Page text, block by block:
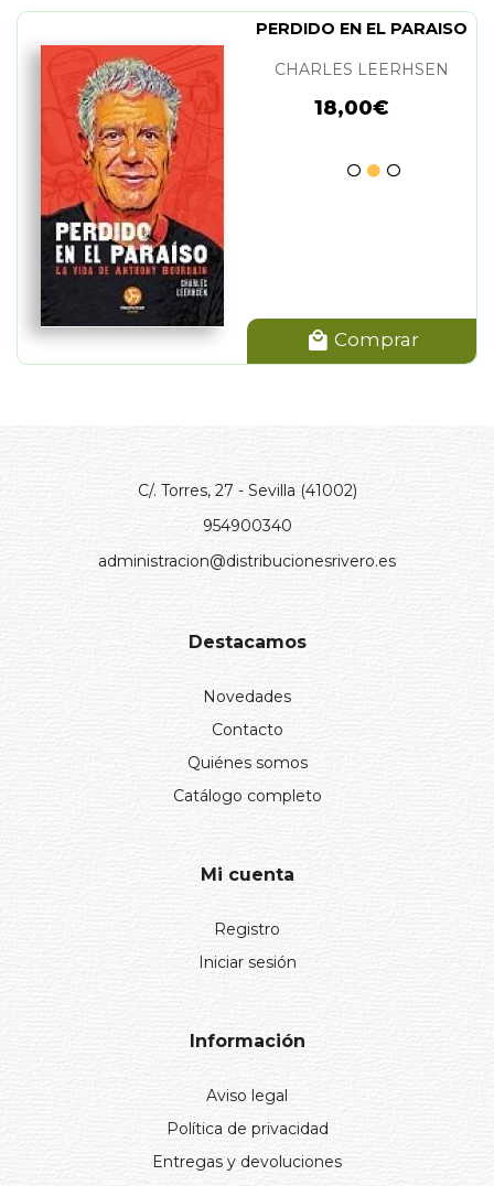
PERDIDO EN EL PARAISO
CHARLES LEERHSEN
18,00€
Comprar
C/. Torres, 27 - Sevilla (41002)
954900340
administracion@distribucionesrivero.es
Destacamos
Novedades
Contacto
Quiénes somos
Catálogo completo
Mi cuenta
Registro
Iniciar sesión
Información
Aviso legal
Política de privacidad
Entregas y devoluciones